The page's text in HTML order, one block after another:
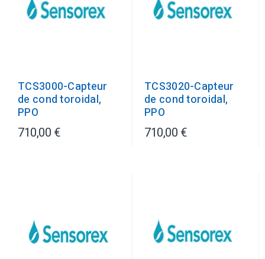
TCS3000-Capteur
de cond toroidal,
PPO
710,00 €
TCS3020-Capteur
de cond toroidal,
PPO
710,00 €